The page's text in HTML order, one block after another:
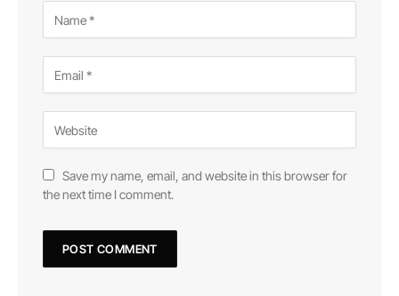
Save my name, email, and website in this browser for
the next time I comment.